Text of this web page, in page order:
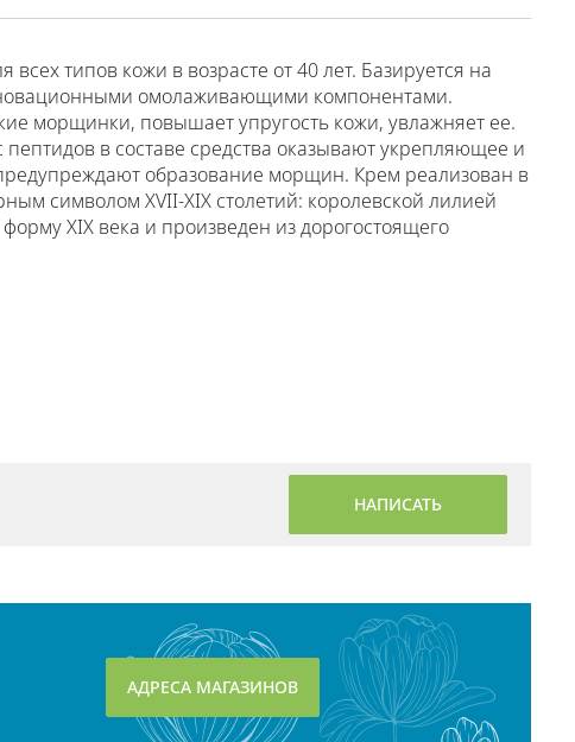
типов кожи в возрасте от 40 лет. Базируется на
омолаживающими компонентами.
морщинки, повышает упругость кожи, увлажняет ее.
в составе средства оказывают укрепляющее и
образование морщин. Крем реализован в
символом XVII-XIX столетий: королевской лилией
XIX века и произведен из дорогостоящего
НАПИСАТЬ
АДРЕСА МАГАЗИНОВ